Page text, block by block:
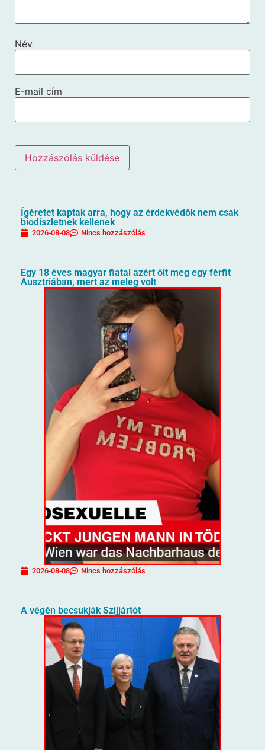
Név
E-mail cím
Ígéretet kaptak arra, hogy az érdekvédők nem csak
biodíszletnek kellenek
2026-08-08 Nincs hozzászólás
Egy 18 éves magyar fiatal azért ölt meg egy férfit
Ausztriában, mert az meleg volt
2026-08-08 Nincs hozzászólás
A végén becsukják Szijjártót